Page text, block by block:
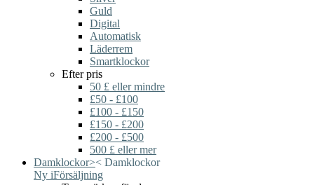
Guld
Digital
Automatisk
Läderrem
Smartklockor
Efter pris
50 £ eller mindre
£50 - £100
£100 - £150
£150 - £200
£200 - £500
500 £ eller mer
Damklockor>< Damklockor
Ny iFörsäljning